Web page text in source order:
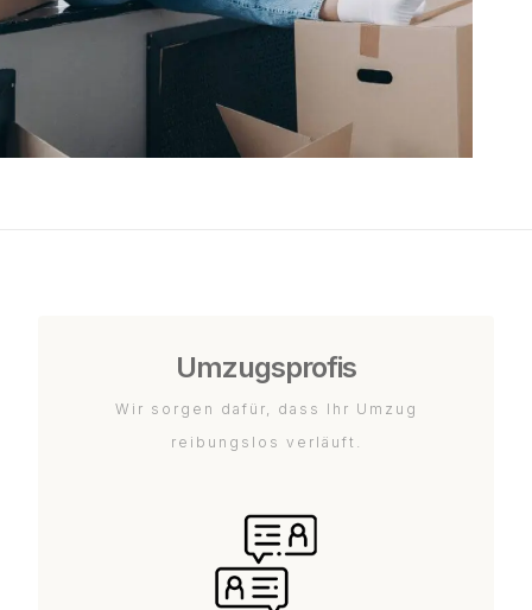
Umzugsprofis
Wir sorgen dafür, dass Ihr Umzug
reibungslos verläuft.